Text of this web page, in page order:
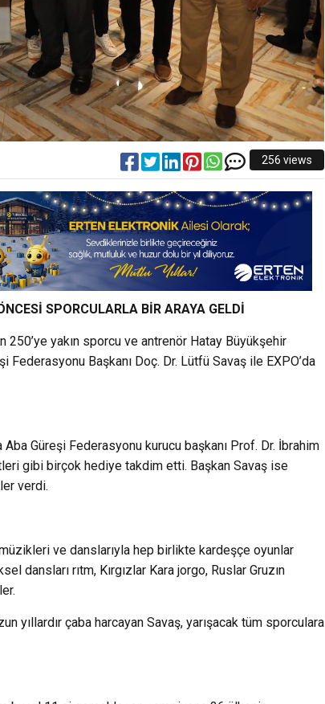
256 views
SPORCULARLA BİR ARAYA GELDİ
250’ye yakın sporcu ve antrenör Hatay Büyükşehir
Federasyonu Başkanı Doç. Dr. Lütfü Savaş ile EXPO’da
Güreşi Federasyonu kurucu başkanı Prof. Dr. İbrahim
gibi birçok hediye takdim etti. Başkan Savaş ise
verdi.
ve danslarıyla hep birlikte kardeşçe oyunlar
dansları rıtm, Kırgızlar Kara jorgo, Ruslar Gruzın
yıllardır çaba harcayan Savaş, yarışacak tüm sporculara